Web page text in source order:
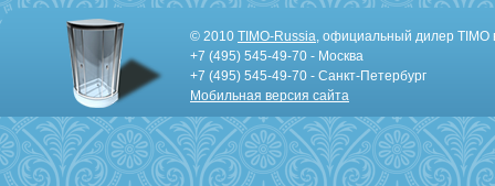
© 2010 TIMO-Russia, официальный дилер TIMO
+7 (495) 545-49-70 - Москва
+7 (495) 545-49-70 - Санкт-Петербург
Мобильная версия сайта